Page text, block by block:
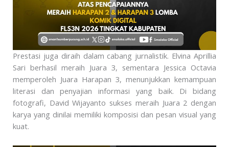
Prestasi juga diraih dalam cabang jurnalistik. Elvina Aprillia
Sari berhasil meraih Juara 3, sementara Jessica Octavia
memperoleh Juara Harapan 3, menunjukkan kemampuan
literasi dan penyajian informasi yang baik. Di bidang
fotografi, David Wijayanto sukses meraih Juara 2 dengan
karya yang dinilai memiliki komposisi dan pesan visual yang
kuat.